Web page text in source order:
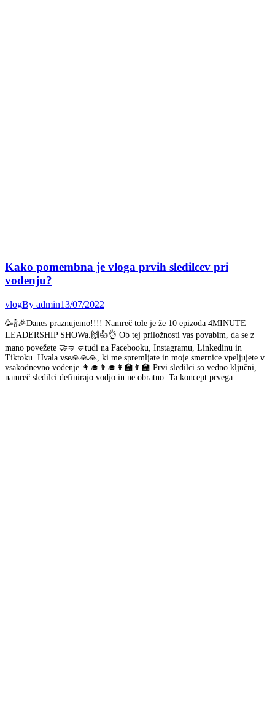
Kako pomembna je vloga prvih sledilcev pri
vodenju?
vlogBy admin13/07/2022
🥳🍾🎉Danes praznujemo!!!! Namreč tole je že 10 epizoda 4MINUTE
LEADERSHIP SHOWa.🙌👍👌 Ob tej priložnosti vas povabim, da se z
mano povežete 🤝🤜🤛tudi na Facebooku, Instagramu, Linkedinu in
Tiktoku. Hvala vse🙏🙏🙏, ki me spremljate in moje smernice vpeljujete v
vsakodnevno vodenje.👩‍🎓👨‍🎓👩‍🏫👨‍🏫 Prvi sledilci so vedno ključni,
namreč sledilci definirajo vodjo in ne obratno. Ta koncept prvega…